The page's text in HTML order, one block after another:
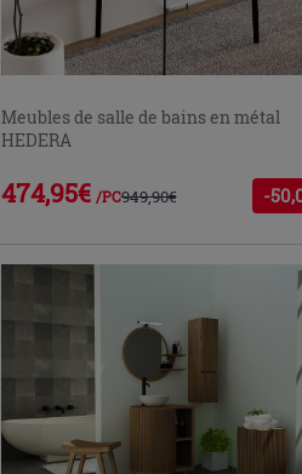
Meubles de salle de bains en métal
HEDERA
474,95€ /PC949,90€ -